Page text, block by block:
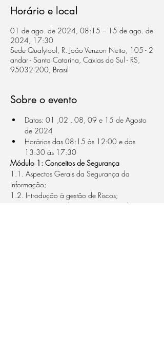
Horário e local
01 de ago. de 2024, 08:15 – 15 de ago. de
2024, 17:30
Sede Qualytool, R. João Venzon Netto, 105 - 2
andar - Santa Catarina, Caxias do Sul - RS,
95032-200, Brasil
Sobre o evento
Datas: 01 ,02 , 08, 09 e 15 de Agosto
de 2024
Horários das 08:15 às 12:00 e das
13:30 às 17:30
Módulo 1: Conceitos de Segurança
1.1. Aspectos Gerais da Segurança da
Informação;
1.2. Introdução à gestão de Riscos;
1.3. Situação atual em Riscos no mundo;